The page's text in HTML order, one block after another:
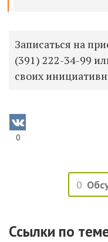
Записаться на
(391) 222-34-99
своих
0
0
Ссылки по